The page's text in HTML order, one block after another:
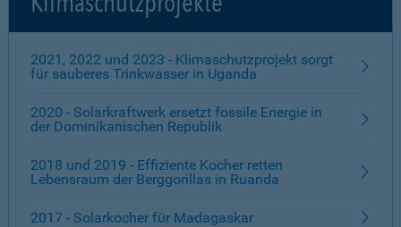
2021, 2022 und 2023 - Klimaschutzprojekt sorgt
für sauberes Trinkwasser in Uganda
2020 - Solarkraftwerk ersetzt fossile Energie in
der Dominikanischen Republik
2018 und 2019 - Effiziente Kocher retten
Lebensraum der Berggorillas in Ruanda
2017 - Solarkocher für Madagaskar